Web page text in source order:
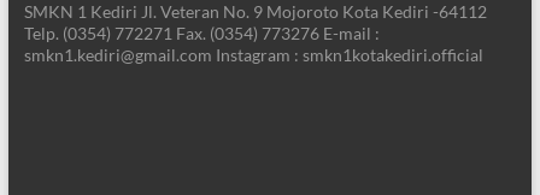
SMKN 1 Kediri Jl. Veteran No. 9 Mojoroto Kota Kediri -64112
Telp. (0354) 772271 Fax. (0354) 773276 E-mail :
smkn1.kediri@gmail.com Instagram : smkn1kotakediri.official